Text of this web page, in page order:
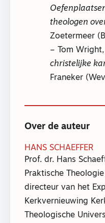
theologen
Zoetermeer
– Tom Wright,
christelijke
Franeker
Over de auteur
HANS SCHAEFFER
Prof. dr. Hans
Praktische
directeur van het
Kerkvernieuwing
Theologische